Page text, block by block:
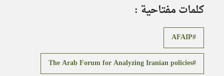
كلمات مفتاحية :
AFAIP
The Arab Forum for Analyzing Iranian policies